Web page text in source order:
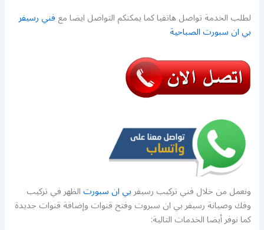
لطلب الخدمة تواصل هاتفيا كما يمكنكم التواصل ايضا معفني رسيفر
بي ان سبورت الصباحية
ونعمل من خلال فني تركيب رسيفربي ان سبورتالظهر في تركيب
وفك وصيانة رسيفر بي ان سبروت وفتح قنوات وإضافة قنوات جديدة
كما نوفر أيضا الخدمات التالية: